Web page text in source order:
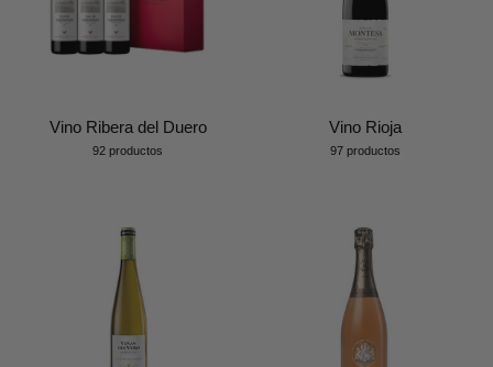
Vino Ribera del Duero
92 productos
Vino Rioja
97 productos